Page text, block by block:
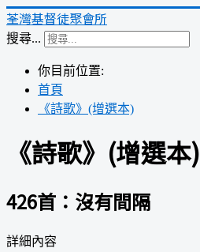
荃灣基督徒聚會所
搜尋...
你目前位置:
首頁
《詩歌》(增選本)
《詩歌》(增選本)
426首：沒有間隔
詳細內容